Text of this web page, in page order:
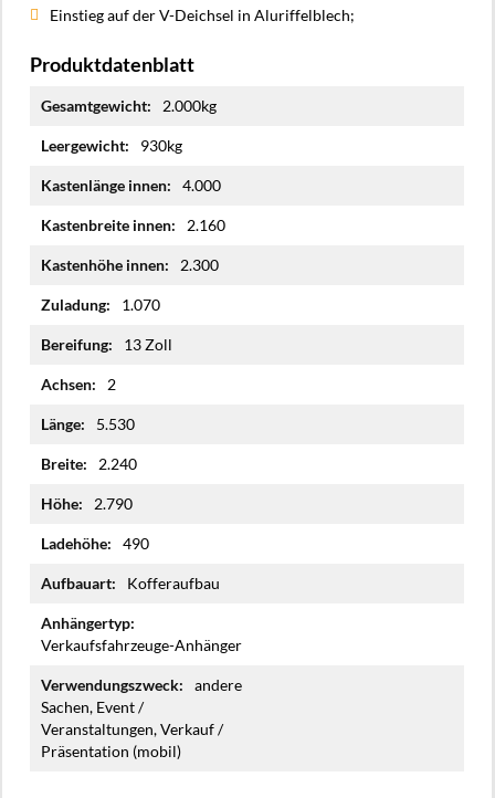
Einstieg auf der V-Deichsel in Aluriffelblech;
Produktdatenblatt
Informationen
2.000kg
930kg
4.000
2.160
2.300
1.070
13 Zoll
2
5.530
2.240
2.790
490
Kofferaufbau
Verkaufsfahrzeuge-Anhänger
andere
Sachen, Event /
Veranstaltungen, Verkauf /
Präsentation (mobil)